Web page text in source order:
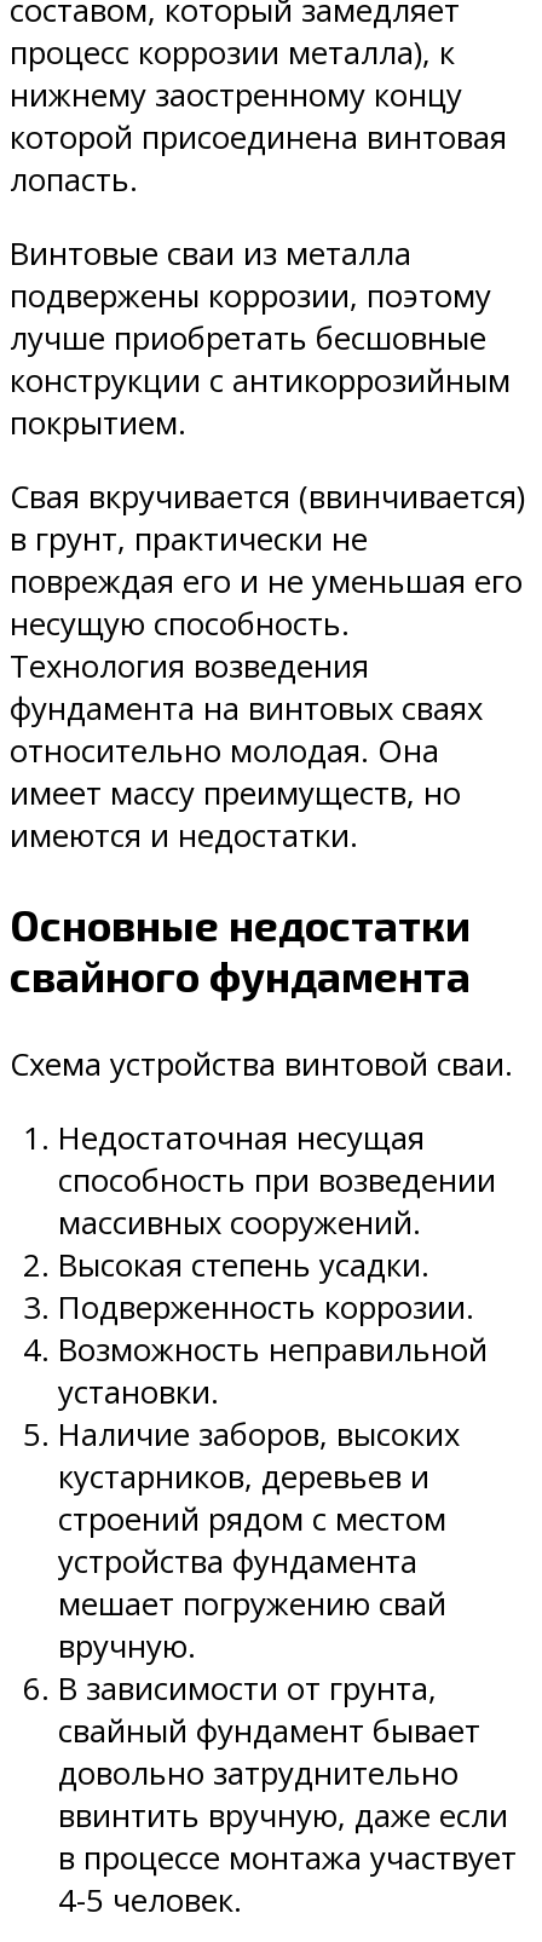
составом, который замедляет
процесс коррозии металла), к
нижнему заостренному концу
которой присоединена винтовая
лопасть.
Винтовые сваи из металла
подвержены коррозии, поэтому
лучше приобретать бесшовные
конструкции с антикоррозийным
покрытием.
Свая вкручивается (ввинчивается)
в грунт, практически не
повреждая его и не уменьшая его
несущую способность.
Технология возведения
фундамента на винтовых сваях
относительно молодая. Она
имеет массу преимуществ, но
имеются и недостатки.
Основные недостатки
свайного фундамента
Схема устройства винтовой сваи.
Недостаточная несущая
способность при возведении
массивных сооружений.
Высокая степень усадки.
Подверженность коррозии.
Возможность неправильной
установки.
Наличие заборов, высоких
кустарников, деревьев и
строений рядом с местом
устройства фундамента
мешает погружению свай
вручную.
В зависимости от грунта,
свайный фундамент бывает
довольно затруднительно
ввинтить вручную, даже если
в процессе монтажа участвует
4-5 человек.